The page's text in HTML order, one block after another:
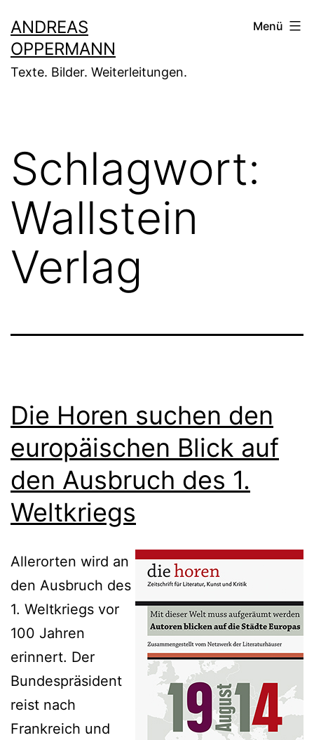
Inhalt
springen
ANDREAS
OPPERMANN
Texte. Bilder. Weiterleitungen.
Menü
Schlagwort:
Wallstein
Verlag
Die Horen suchen den
europäischen Blick auf
den Ausbruch des 1.
Weltkriegs
Allerorten wird an
den Ausbruch des
1. Weltkriegs vor
100 Jahren
erinnert. Der
Bundespräsident
reist nach
Frankreich und